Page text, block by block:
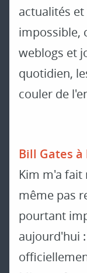
actualités
impossible,
weblogs et
quotidien,
couler de
Bill Gates
Kim m'a fait
même pas
pourtant
aujourd'hui